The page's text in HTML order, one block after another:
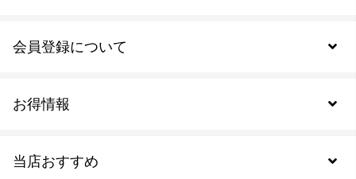
当店おすすめ
お得情報
会員登録について
会員規約について